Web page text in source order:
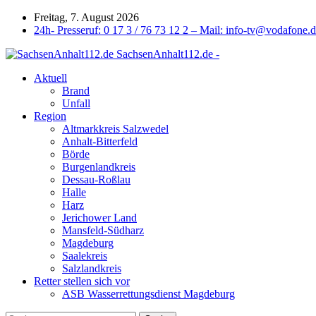
Freitag, 7. August 2026
24h- Presseruf: 0 17 3 / 76 73 12 2 – Mail: info-
SachsenAnhalt112.de -
Aktuell
Brand
Unfall
Region
Altmarkkreis Salzwedel
Anhalt-Bitterfeld
Börde
Burgenlandkreis
Dessau-Roßlau
Halle
Harz
Jerichower Land
Mansfeld-Südharz
Magdeburg
Saalekreis
Salzlandkreis
Retter stellen sich vor
ASB Wasserrettungsdienst Magdeburg